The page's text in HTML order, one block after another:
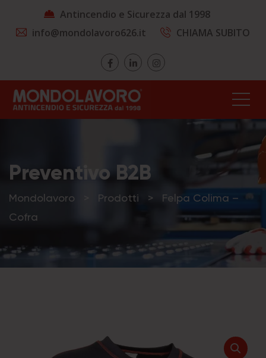
Antincendio e Sicurezza dal 1998
info@mondolavoro626.it
CHIAMA SUBITO
Preventivo B2B
Mondolavoro Prodotti >
Felpa Colima –
Cofra